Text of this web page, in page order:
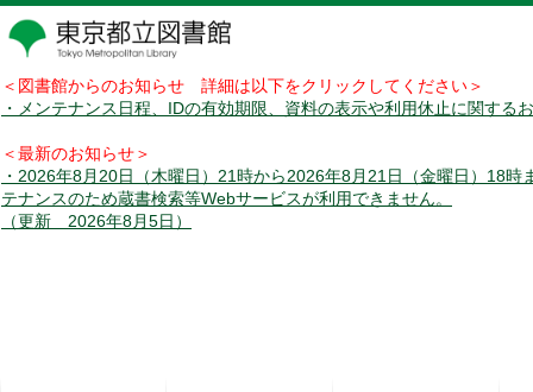
＜図書館からのお知らせ 詳細は以下をクリックしてください＞
・メンテナンス日程、IDの有効期限、資料の表示や利用休止に関する
＜最新のお知らせ＞
・2026年8月20日（木曜日）21時から2026年8月21日（金曜日）18時
テナンスのため蔵書検索等Webサービスが利用できません。
（更新 2026年8月5日）